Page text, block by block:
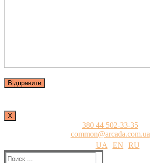
Х
380 44 502-33-35
common@arcada.com.ua
UA
EN
RU
Найти: